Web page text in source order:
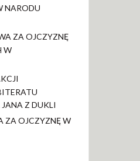
NARODU
ZA OJCZYZNĘ
W
Z DUKLI
ZA OJCZYZNĘ W